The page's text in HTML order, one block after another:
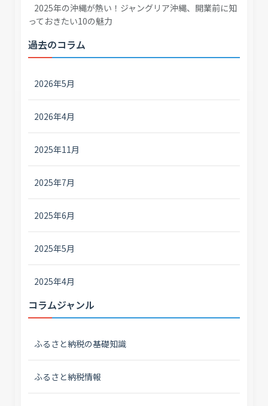
2025年の沖縄が熱い！ジャングリア沖縄、開業前に知
っておきたい10の魅力
過去のコラム
2026年5月
2026年4月
2025年11月
2025年7月
2025年6月
2025年5月
2025年4月
コラムジャンル
ふるさと納税の基礎知識
ふるさと納税情報